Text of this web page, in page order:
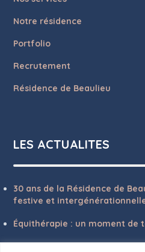
Notre résidence
Portfolio
Recrutement
Résidence de Beaulieu
LES ACTUALITES
30 ans de la Résidence de
festive et
Équithérapie : un moment de